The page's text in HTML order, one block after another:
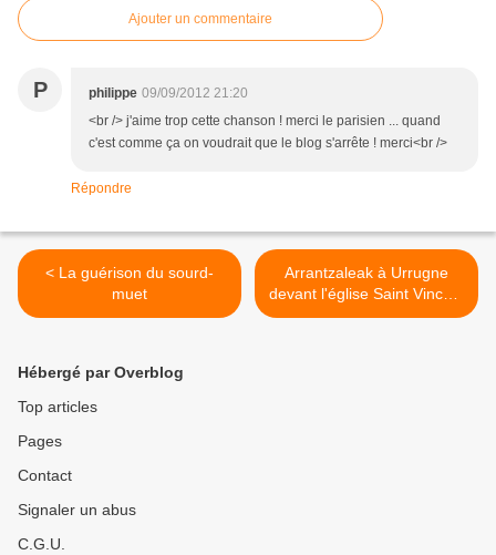
Ajouter un commentaire
P philippe 09/09/2012 21:20
<br /> j'aime trop cette chanson ! merci le parisien ... quand
c'est comme ça on voudrait que le blog s'arrête ! merci<br />
Répondre
< La guérison du sourd-
muet
Arrantzaleak à Urrugne
devant l'église Saint Vincent
>
Hébergé par Overblog
Top articles
Pages
Contact
Signaler un abus
C.G.U.